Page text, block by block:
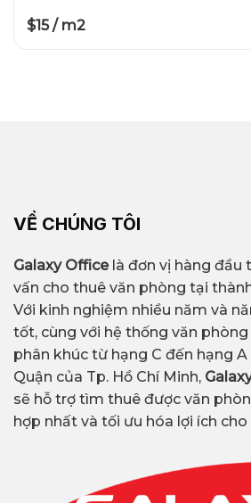
$15 / m2
VỀ CHÚNG TÔI
Galaxy Officelà đơn vị hàng đầu
vấn cho thuê văn phòng tại
Với kinh nghiệm nhiều năm và
tốt, cùng với hệ thống văn
phân khúc từ hạng C đến hạng
Quận của Tp. Hồ Chí Minh,
sẽ hỗ trợ tìm thuê được văn
hợp nhất và tối ưu hóa lợi ích